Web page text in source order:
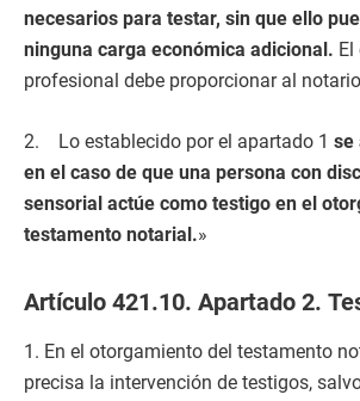
necesarios para testar, sin que ello
ninguna carga económica adicional. El
profesional debe proporcionar al
2. Lo establecido por el apartado 1 se
en el caso de que una persona con
sensorial actúe como testigo en el
testamento notarial.»
Artículo 421.10. Apartado 2.
1. En el otorgamiento del testamento
precisa la intervención de testigos,